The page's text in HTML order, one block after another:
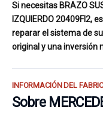
Si necesitas BRAZO
IZQUIERDO 20409FI2,
reparar el sistema de
original y una inversión
INFORMACIÓN DEL
Sobre